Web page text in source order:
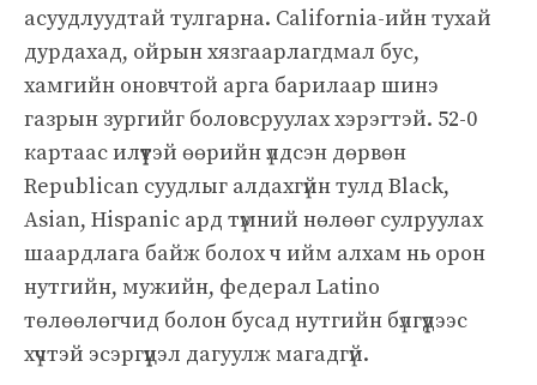
асуудлуудтай тулгарна. California-ийн тухай
дурдахад, ойрын хязгаарлагдмал бус,
хамгийн оновчтой арга барилаар шинэ
газрын зургийг боловсруулах хэрэгтэй. 52-0
картаас илүүтэй өөрийн үлдсэн дөрвөн
Republican суудлыг алдахгүйн тулд Black,
Asian, Hispanic ард түмний нөлөөг сулруулах
шаардлага байж болох ч ийм алхам нь орон
нутгийн, мужийн, федерал Latino
төлөөлөгчид болон бусад нутгийн бүлгүүдээс
хүчтэй эсэргүүцэл дагуулж магадгүй.